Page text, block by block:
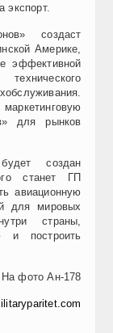
экспорт.
создаст
Америке,
эффективной
для рынков
создан
станет ГП
авиационную
для мировых
страны,
и построить
На фото Ан-178